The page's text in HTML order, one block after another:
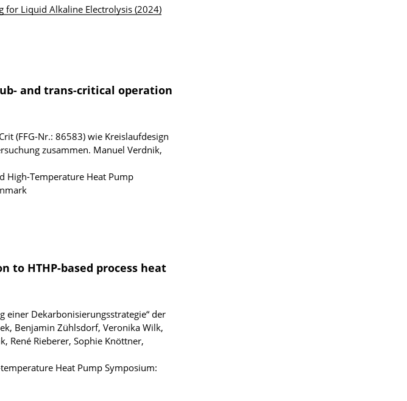
for Liquid Alkaline Electrolysis (2024)
and trans-critical operation
(FFG-Nr.: 86583) wie Kreislaufdesign
zusammen. Manuel Verdnik,
High-Temperature Heat Pump
to HTHP-based process heat
einer Dekarbonisierungsstrategie“ der
Benjamin Zühlsdorf, Veronika Wilk,
René Rieberer, Sophie Knöttner,
Heat Pump Symposium: